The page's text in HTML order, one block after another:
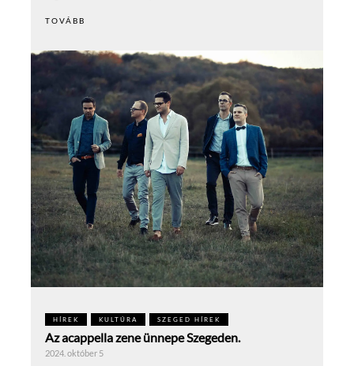
TOVÁBB
HÍREK KULTÚRA SZEGED HÍREK
Az acappella zene ünnepe Szegeden.
2024. október 5